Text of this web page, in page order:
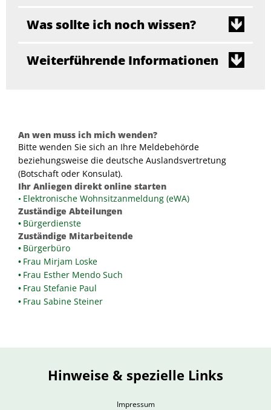
Was sollte ich noch wissen?
Weiterführende Informationen
Ihr Anliegen direkt online starten
Elektronische Wohnsitzanmeldung (eWA)
An wen muss ich mich wenden?
Bitte wenden Sie sich an Ihre Meldebehörde
beziehungsweise die deutsche Auslandsvertretung
(Botschaft oder Konsulat).
Zuständige Abteilungen
Bürgerdienste
Zuständige Mitarbeitende
Bürgerbüro
Frau Mirjam Loske
Frau Esther Mendo Such
Frau Stefanie Paul
Frau Sabine Steiner
Hinweise & spezielle Links
Impressum